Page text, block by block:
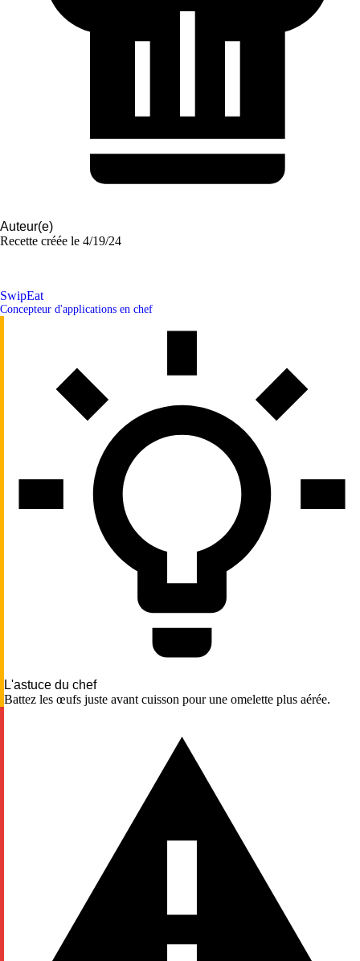
Auteur(e)
Recette créée le 4/19/24
SwipEat
Concepteur d'applications en chef
L'astuce du chef
Battez les œufs juste avant cuisson pour une omelette plus aérée.